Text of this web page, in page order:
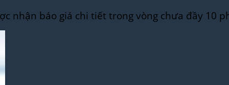
nhận báo giá chi tiết trong vòng chưa đầy 10